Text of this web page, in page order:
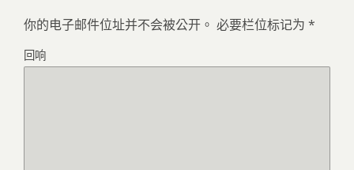
你的电子邮件位址并不会被公开。 必要栏位标记为 *
回响